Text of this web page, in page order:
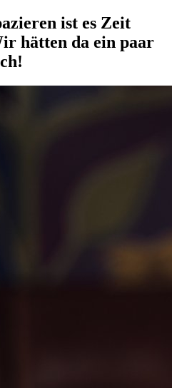
ist es Zeit
hätten da ein paar